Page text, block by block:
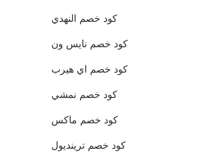
كود خصم النهدي
كود خصم نايس ون
كود خصم اي هيرب
كود خصم نمشي
كود خصم ماكس
كود خصم ترينديول